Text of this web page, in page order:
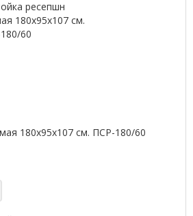
180х95х107 см. ПСР-180/60